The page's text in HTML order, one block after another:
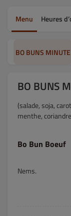
Menu Heures
BO BUNS MINUTE
BO BUNS
(salade, soja,
menthe,
Bo Bun Boeuf
Nems.